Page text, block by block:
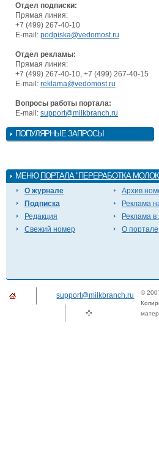
Отдел подписки:
Прямая линия:
+7 (499) 267-40-10
E-mail: podpiska@vedomost.ru
Отдел рекламы:
Прямая линия:
+7 (499) 267-40-10, +7 (499) 267-40-15
E-mail: reklama@vedomost.ru
Вопросы работы портала:
E-mail: support@milkbranch.ru
ПОПУЛЯРНЫЕ ЗАПРОСЫ
МЕНЮ ПОРТАЛА "ПЕРЕРАБОТКА
О журнале
Подписка
Редакция
Свежий номер
Архив
Реклама
Реклама
О портале
support@milkbranch.ru ©